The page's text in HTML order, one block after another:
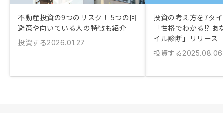
不動産投資の9つのリスク！ 5つの回
避策や向いている人の特徴も紹介
投資する2026.01.27
投資の考え方を7タ
「性格でわかる!?
イル診断」リリース
投資する2025.08.06